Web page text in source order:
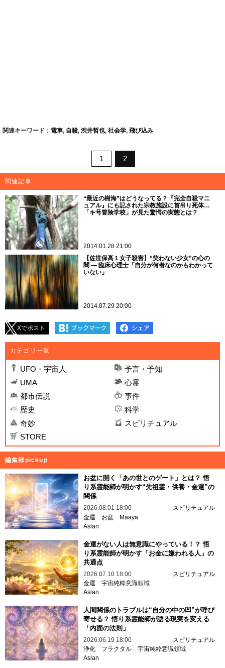
関連キーワード： 電車, 自殺, 渋井哲也, 社会学, 飛び込み
1 2
関連記事
“最近の樹海”はどうなってる？『完全自殺マニ
ュアル』にも記された宗教施設に首吊り死体…
「キ号冒険学校」が見た驚愕の実態とは？
2014.01.28 21:00
【佐世保高１女子殺害】“笑わない少女”の心の
闇 ― 臨床心理士「自分が何者なのかもわかって
いない」
2014.07.29 20:00
Xでポスト
カテゴリ一覧
UFO・宇宙人
予言・予知
UMA
心霊
都市伝説
事件
歴史
科学
奇妙
スピリチュアル
STORE
編集部pickup
お盆に開く「あの世とのゲート」とは？ 悟
り系霊能師が明かす“先祖霊・供養・金運”の
関係
2026.08.01 18:00
スピリチュアル
金運
お盆
Maaya
Aslan
金運がない人は無意識にやっている！？ 悟
り系霊能師が明かす「お金に嫌われる人」の
共通点
2026.07.10 18:00
スピリチュアル
金運 宇宙純粋意識領域
Aslan
人間関係のトラブルは“自分の中の凹”が呼び
寄せる？ 悟り系霊能師が語る現実を変える
「内面の法則」
2026.06.19 18:00
スピリチュアル
浄化
フラクタル 宇宙純粋意識領域
Aslan